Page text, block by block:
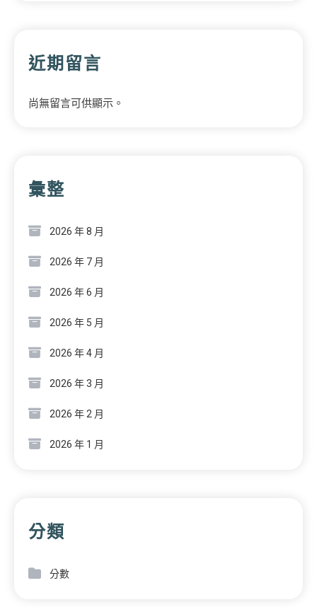
近期留言
尚無留言可供顯示。
彙整
2026 年 8 月
2026 年 7 月
2026 年 6 月
2026 年 5 月
2026 年 4 月
2026 年 3 月
2026 年 2 月
2026 年 1 月
分類
分數